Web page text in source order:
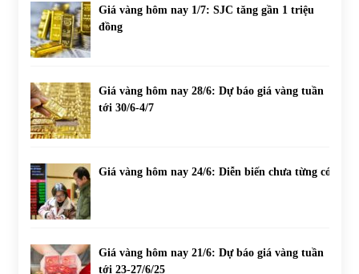
Giá vàng hôm nay 1/7: SJC tăng gần 1 triệu
đồng
Giá vàng hôm nay 28/6: Dự báo giá vàng tuần
tới 30/6-4/7
Giá vàng hôm nay 24/6: Diễn biến chưa từng có
Giá vàng hôm nay 21/6: Dự báo giá vàng tuần
tới 23-27/6/25